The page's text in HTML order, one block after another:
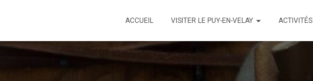
ACCUEIL VISITER LE PUY-EN-VELAY ACTIVITÉS